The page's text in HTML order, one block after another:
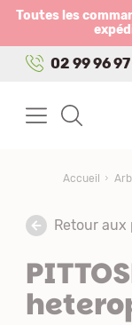
Toutes les
02 99 96 97
Accueil
Retour
Panneau de